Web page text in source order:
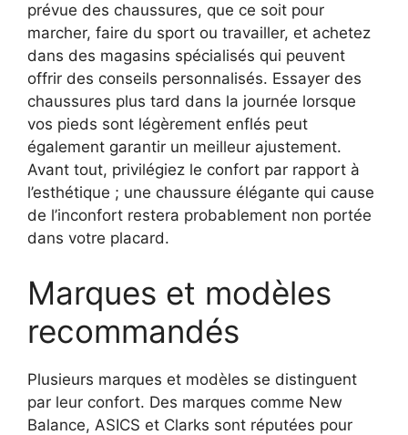
prévue des chaussures, que ce soit pour
marcher, faire du sport ou travailler, et achetez
dans des magasins spécialisés qui peuvent
offrir des conseils personnalisés. Essayer des
chaussures plus tard dans la journée lorsque
vos pieds sont légèrement enflés peut
également garantir un meilleur ajustement.
Avant tout, privilégiez le confort par rapport à
l’esthétique ; une chaussure élégante qui cause
de l’inconfort restera probablement non portée
dans votre placard.
Marques et modèles
recommandés
Plusieurs marques et modèles se distinguent
par leur confort. Des marques comme New
Balance, ASICS et Clarks sont réputées pour